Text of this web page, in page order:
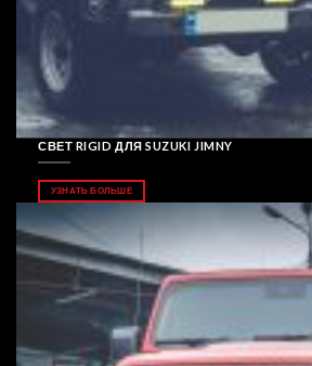
СВЕТ RIGID ДЛЯ SUZUKI JIMNY
УЗНАТЬ БОЛЬШЕ